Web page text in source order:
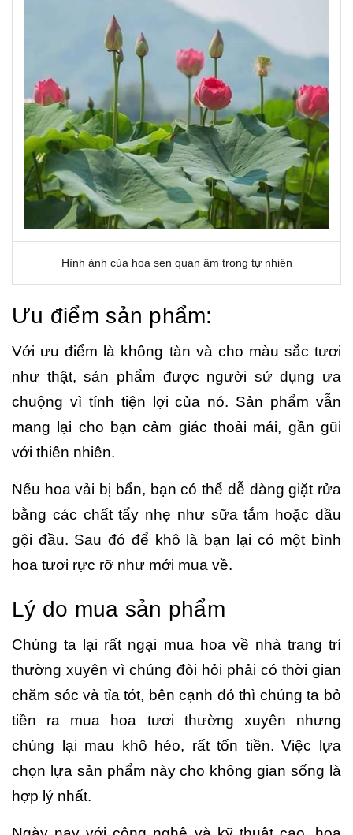
Hình ảnh của hoa sen quan âm trong tự nhiên
Ưu điểm sản phẩm:
Với ưu điểm là không tàn và cho màu sắc tươi
như thật, sản phẩm được người sử dụng ưa
chuộng vì tính tiện lợi của nó. Sản phẩm vẫn
mang lại cho bạn cảm giác thoải mái, gần gũi
với thiên nhiên.
Nếu hoa vải bị bẩn, bạn có thể dễ dàng giặt rửa
bằng các chất tẩy nhẹ như sữa tắm hoặc dầu
gội đầu. Sau đó để khô là bạn lại có một bình
hoa tươi rực rỡ như mới mua về.
Lý do mua sản phẩm
Chúng ta lại rất ngại mua hoa về nhà trang trí
thường xuyên vì chúng đòi hỏi phải có thời gian
chăm sóc và tỉa tót, bên cạnh đó thì chúng ta bỏ
tiền ra mua hoa tươi thường xuyên nhưng
chúng lại mau khô héo, rất tốn tiền. Việc lựa
chọn lựa sản phẩm này cho không gian sống là
hợp lý nhất.